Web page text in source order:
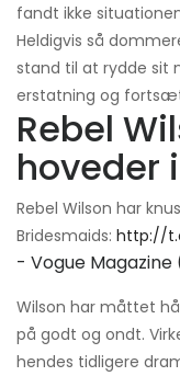
fandt ikke
Heldigvis så
stand til at rydde sit
erstatning og
Rebel
hoveder
Rebel Wilson har
Bridesmaids: http://
- Vogue
Wilson har måttet
på godt og ondt.
hendes tidligere